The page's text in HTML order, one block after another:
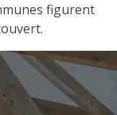
figurent